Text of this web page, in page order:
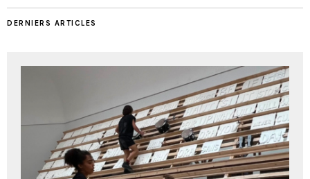
DERNIERS ARTICLES